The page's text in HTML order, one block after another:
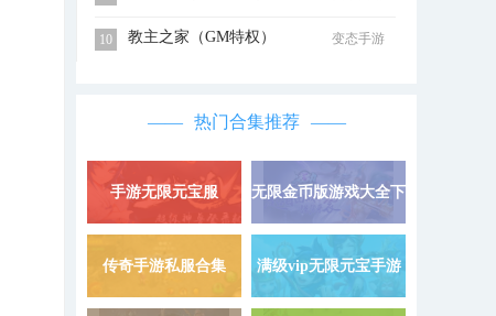
10 教主之家（GM特权） 变态手游
热门合集推荐
手游无限元宝服
9999999
详情 »
无限金币版游戏大全下
载
传奇手游私服合集 详情 »
满级vip无限元宝手游